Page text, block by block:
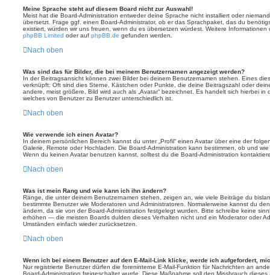
Meine Sprache steht auf diesem Board nicht zur Auswahl!
Meist hat die Board-Administration entweder deine Sprache nicht installiert oder
übersetzt. Frage ggf. einen Board-Administrator, ob er das Sprachpaket, das du
existiert, würden wir uns freuen, wenn du es übersetzen würdest. Weitere
phpBB Limited oder auf phpBB.de gefunden werden.
Nach oben
Was sind das für Bilder, die bei meinem Benutzernamen angezeigt werden?
In der Beitragsansicht können zwei Bilder bei deinem Benutzernamen stehen. Eines
verknüpft: Oft sind dies Sterne, Kästchen oder Punkte, die deine Beitragszahl oder
andere, meist größere, Bild wird auch als „Avatar“ bezeichnet. Es handelt sich hierbei in
welches von Benutzer zu Benutzer unterschiedlich ist.
Nach oben
Wie verwende ich einen Avatar?
In deinem persönlichen Bereich kannst du unter „Profil“ einen Avatar über eine der
Galerie, Remote oder Hochladen. Die Board-Administration kann bestimmen, ob und
Wenn du keinen Avatar benutzen kannst, solltest du die Board-Administration
Nach oben
Was ist mein Rang und wie kann ich ihn ändern?
Ränge, die unter deinem Benutzernamen stehen, zeigen an, wie viele Beiträge du
bestimmte Benutzer wie Moderatoren und Administratoren. Normalerweise kannst du
ändern, da sie von der Board-Administration festgelegt wurden. Bitte schreibe keine
erhöhen — die meisten Boards dulden dieses Verhalten nicht und ein Moderator oder
Umständen einfach wieder zurücksetzen.
Nach oben
Wenn ich bei einem Benutzer auf den E-Mail-Link klicke, werde ich aufgefordert,
Nur registrierte Benutzer dürfen die foreninterne E-Mail-Funktion für Nachrichten an
Board-Administration freigeschaltet wurde. Diese Maßnahme soll den Missbrauch